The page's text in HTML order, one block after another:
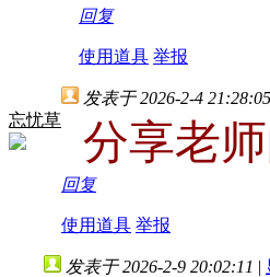
回复
使用道具 举报
忘忧草
发表于 2026-2-4 21:28:05
分享老
回复
使用道具 举报
发表于 2026-2-9 20:02:11 |